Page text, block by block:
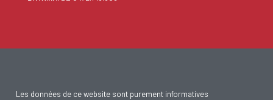
Les données de ce website sont purement informatives